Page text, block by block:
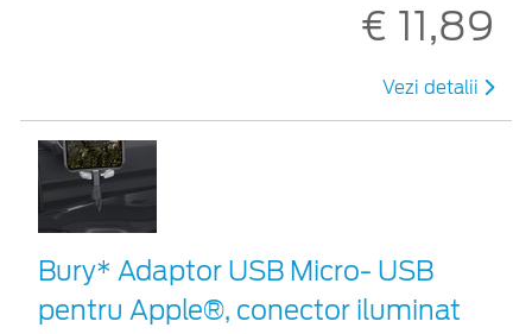
€ 11,89
Vezi detalii
Bury* Adaptor USB Micro- USB
pentru Apple®, conector iluminat